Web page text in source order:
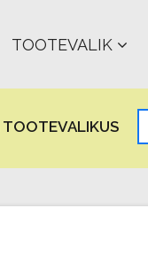
TOOTEVALIK
TOOTEVALIKUS